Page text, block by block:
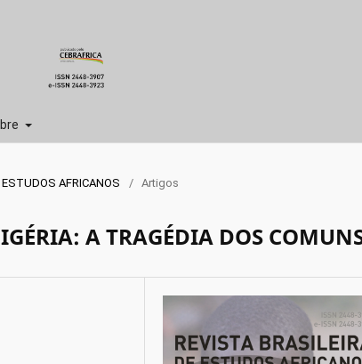
AFRICANOS / Artigos
A TRAGÉDIA DOS